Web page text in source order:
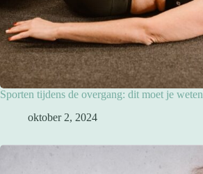
Sporten tijdens de overgang: dit moet je weten
oktober 2, 2024